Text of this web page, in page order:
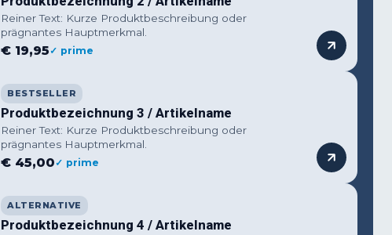
Reiner Text: Kurze Produktbeschreibung oder
prägnantes Hauptmerkmal.
€ 19,95✓ prime
BESTSELLER
Produktbezeichnung 3 / Artikelname
Reiner Text: Kurze Produktbeschreibung oder
prägnantes Hauptmerkmal.
€ 45,00✓ prime
ALTERNATIVE
Produktbezeichnung 4 / Artikelname